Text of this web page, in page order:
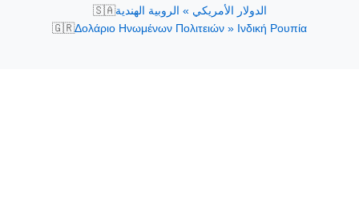
🇸🇦الدولار الأمريكي » الروبية الهندية
🇬🇷Δολάριο Ηνωμένων Πολιτειών » Ινδική Ρουπία